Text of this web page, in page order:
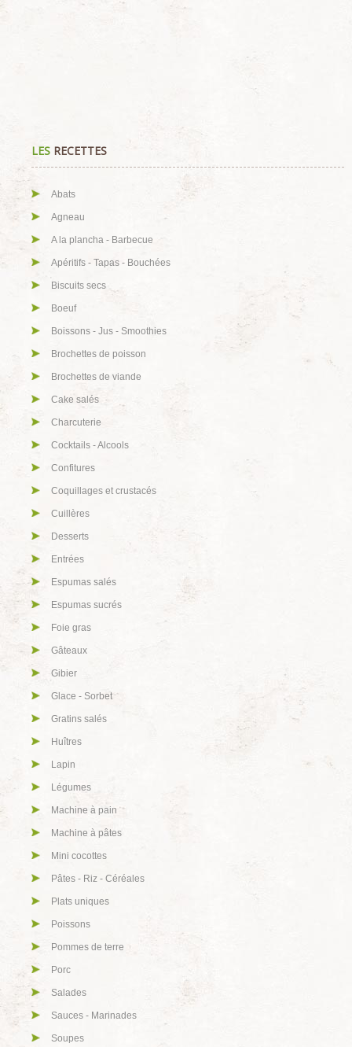
LES RECETTES
Abats
Agneau
A la plancha - Barbecue
Apéritifs - Tapas - Bouchées
Biscuits secs
Boeuf
Boissons - Jus - Smoothies
Brochettes de poisson
Brochettes de viande
Cake salés
Charcuterie
Cocktails - Alcools
Confitures
Coquillages et crustacés
Cuillères
Desserts
Entrées
Espumas salés
Espumas sucrés
Foie gras
Gâteaux
Gibier
Glace - Sorbet
Gratins salés
Huîtres
Lapin
Légumes
Machine à pain
Machine à pâtes
Mini cocottes
Pâtes - Riz - Céréales
Plats uniques
Poissons
Pommes de terre
Porc
Salades
Sauces - Marinades
Soupes